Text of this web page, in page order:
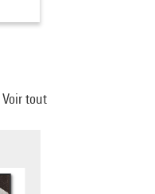
Voir tout